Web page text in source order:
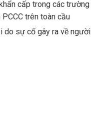
cấp trong các
trên toàn cầu
do sự cố gây ra về người.